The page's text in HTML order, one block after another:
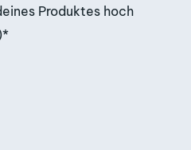
Produktes hoch